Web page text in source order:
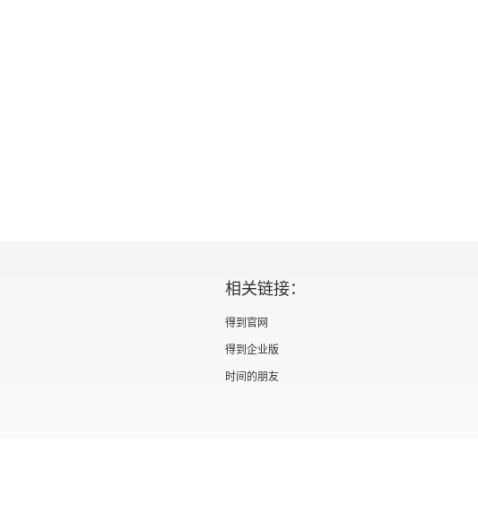
相关链接：
得到官网
得到企业版
时间的朋友